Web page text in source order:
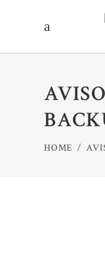
HOME /